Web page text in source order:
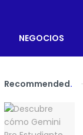
NEGOCIOS
Recommended.